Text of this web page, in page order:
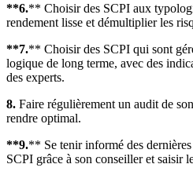
**6.** Choisir des SCPI aux
rendement lisse et démultiplier les
**7.** Choisir des SCPI qui sont
logique de long terme, avec des
des experts.
8. Faire régulièrement un audit de
rendre optimal.
**9.** Se tenir informé des
SCPI grâce à son conseiller et saisir